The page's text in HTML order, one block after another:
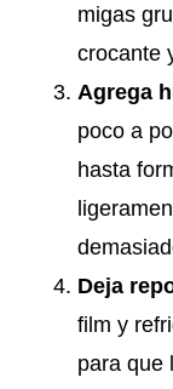
migas
crocante
Agrega
poco a
hasta
Deja
film y
para que